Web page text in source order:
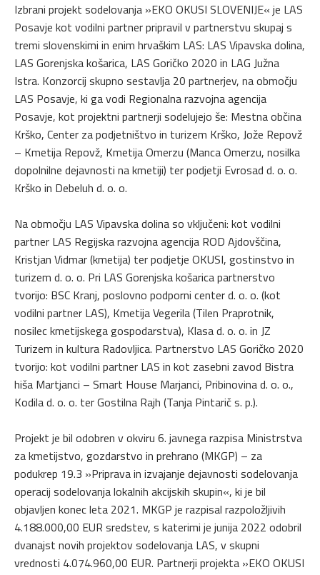
Izbrani projekt sodelovanja »EKO OKUSI SLOVENIJE« je LAS
Posavje kot vodilni partner pripravil v partnerstvu skupaj s
tremi slovenskimi in enim hrvaškim LAS: LAS Vipavska dolina,
LAS Gorenjska košarica, LAS Goričko 2020 in LAG Južna
Istra. Konzorcij skupno sestavlja 20 partnerjev, na območju
LAS Posavje, ki ga vodi Regionalna razvojna agencija
Posavje, kot projektni partnerji sodelujejo še: Mestna občina
Krško, Center za podjetništvo in turizem Krško, Jože Repovž
– Kmetija Repovž, Kmetija Omerzu (Manca Omerzu, nosilka
dopolnilne dejavnosti na kmetiji) ter podjetji Evrosad d. o. o.
Krško in Debeluh d. o. o.
Na območju LAS Vipavska dolina so vključeni: kot vodilni
partner LAS Regijska razvojna agencija ROD Ajdovščina,
Kristjan Vidmar (kmetija) ter podjetje OKUSI, gostinstvo in
turizem d. o. o. Pri LAS Gorenjska košarica partnerstvo
tvorijo: BSC Kranj, poslovno podporni center d. o. o. (kot
vodilni partner LAS), Kmetija Vegerila (Tilen Praprotnik,
nosilec kmetijskega gospodarstva), Klasa d. o. o. in JZ
Turizem in kultura Radovljica. Partnerstvo LAS Goričko 2020
tvorijo: kot vodilni partner LAS in kot zasebni zavod Bistra
hiša Martjanci – Smart House Marjanci, Pribinovina d. o. o.,
Kodila d. o. o. ter Gostilna Rajh (Tanja Pintarič s. p.).
Projekt je bil odobren v okviru 6. javnega razpisa Ministrstva
za kmetijstvo, gozdarstvo in prehrano (MKGP) – za
podukrep 19.3 »Priprava in izvajanje dejavnosti sodelovanja
operacij sodelovanja lokalnih akcijskih skupin«, ki je bil
objavljen konec leta 2021. MKGP je razpisal razpoložljivih
4.188.000,00 EUR sredstev, s katerimi je junija 2022 odobril
dvanajst novih projektov sodelovanja LAS, v skupni
vrednosti 4.074.960,00 EUR. Partnerji projekta »EKO OKUSI